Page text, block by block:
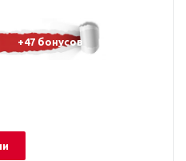
+47 бонусов